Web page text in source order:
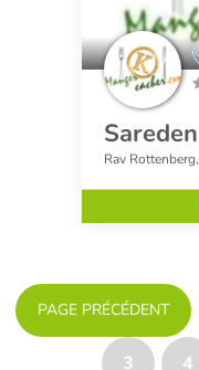
Sareden
Rav
PAGE PRÉCÉDENT
3 4